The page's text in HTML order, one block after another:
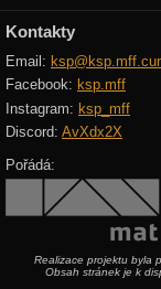
Kontakty
Email:
Facebook: ksp.mff
Instagram: ksp_mff
Discord: AvXdx2X
Pořádá:
Realizace projektu byla
Obsah stránek je k